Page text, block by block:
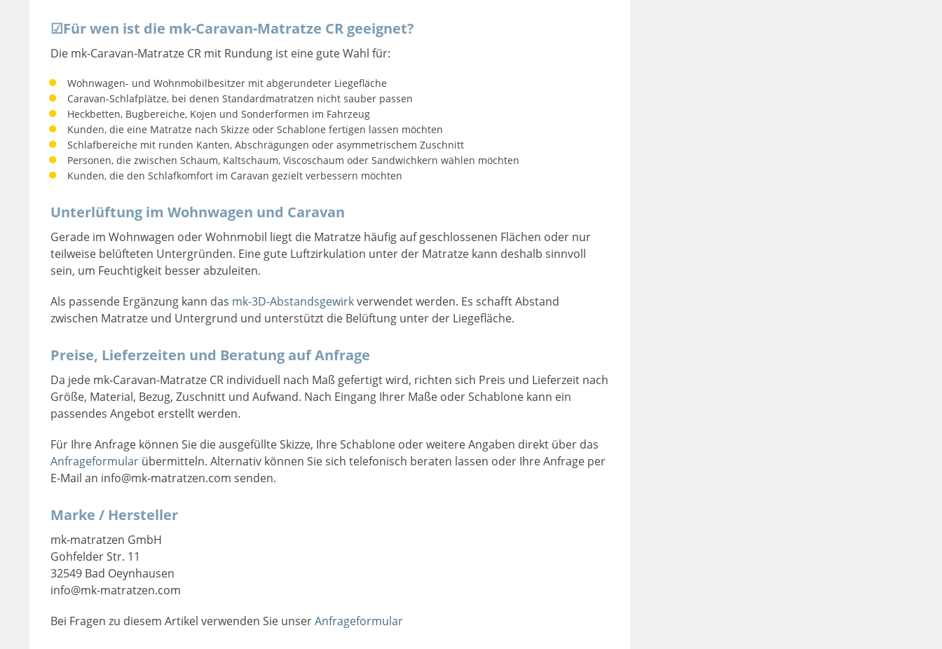
☑Für wen ist die mk-Caravan-Matratze CR geeignet?
Die mk-Caravan-Matratze CR mit Rundung ist eine gute Wahl für:
Wohnwagen- und Wohnmobilbesitzer mit abgerundeter Liegefläche
Caravan-Schlafplätze, bei denen Standardmatratzen nicht sauber passen
Heckbetten, Bugbereiche, Kojen und Sonderformen im Fahrzeug
Kunden, die eine Matratze nach Skizze oder Schablone fertigen lassen möchten
Schlafbereiche mit runden Kanten, Abschrägungen oder asymmetrischem Zuschnitt
Personen, die zwischen Schaum, Kaltschaum, Viscoschaum oder Sandwichkern wählen möchten
Kunden, die den Schlafkomfort im Caravan gezielt verbessern möchten
Unterlüftung im Wohnwagen und Caravan
Gerade im Wohnwagen oder Wohnmobil liegt die Matratze häufig auf geschlossenen Flächen oder nur
teilweise belüfteten Untergründen. Eine gute Luftzirkulation unter der Matratze kann deshalb sinnvoll
sein, um Feuchtigkeit besser abzuleiten.
Als passende Ergänzung kann das mk-3D-Abstandsgewirkverwendet werden. Es schafft Abstand
zwischen Matratze und Untergrund und unterstützt die Belüftung unter der Liegefläche.
Preise, Lieferzeiten und Beratung auf Anfrage
Da jede mk-Caravan-Matratze CR individuell nach Maß gefertigt wird, richten sich Preis und Lieferzeit nach
Größe, Material, Bezug, Zuschnitt und Aufwand. Nach Eingang Ihrer Maße oder Schablone kann ein
passendes Angebot erstellt werden.
Für Ihre Anfrage können Sie die ausgefüllte Skizze, Ihre Schablone oder weitere Angaben direkt über das
Anfrageformular übermitteln. Alternativ können Sie sich telefonisch beraten lassen oder Ihre Anfrage per
E-Mail an info@mk-matratzen.com senden.
Marke / Hersteller
mk-matratzen GmbH
Gohfelder Str. 11
32549 Bad Oeynhausen
info@mk-matratzen.com
Bei Fragen zu diesem Artikel verwenden Sie unserAnfrageformular